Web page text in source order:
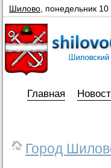
Шилово понедельник 10
Главная
Город